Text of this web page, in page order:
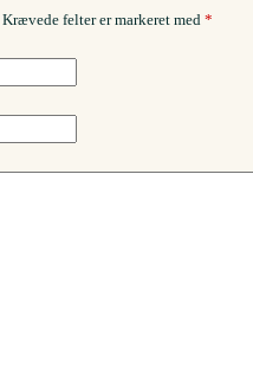
Krævede felter er markeret med *